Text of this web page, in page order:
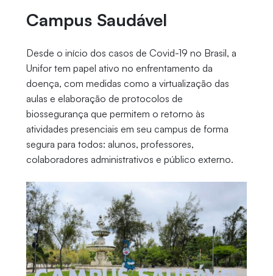
Campus Saudável
Desde o início dos casos de Covid-19 no Brasil, a
Unifor tem papel ativo no enfrentamento da
doença, com medidas como a virtualização das
aulas e elaboração de protocolos de
biossegurança que permitem o retorno às
atividades presenciais em seu campus de forma
segura para todos: alunos, professores,
colaboradores administrativos e público externo.